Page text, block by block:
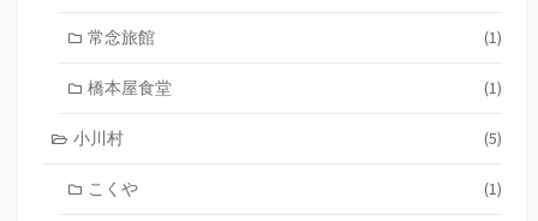
常念旅館 (1)
橋本屋食堂 (1)
小川村 (5)
こくや (1)